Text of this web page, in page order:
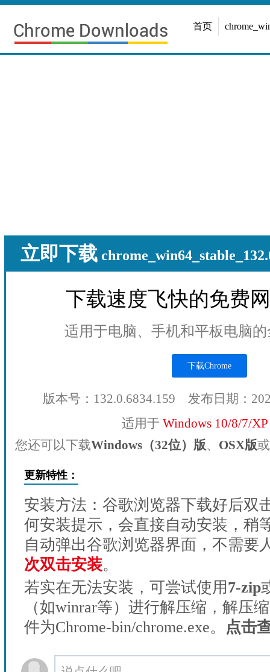
首页
立即下载
下载速度飞快的免费
适用于电脑、手机和平板电脑
下载Chrome
版本号：132.0.6834.159 发布日期：
适用于 Windows 10/8/7/
您还可以下载Windows（32位）版、 OSX版或
更新特性：
安装方法：谷歌浏览器下载好后双
何安装提示，会直接自动安装，稍
自动弹出谷歌浏览器界面，不需要
次双击安装。
若实在无法安装，可尝试使用7-zip
（如winrar等）进行解压缩，解压
件为Chrome-bin/chrome.exe。
点击